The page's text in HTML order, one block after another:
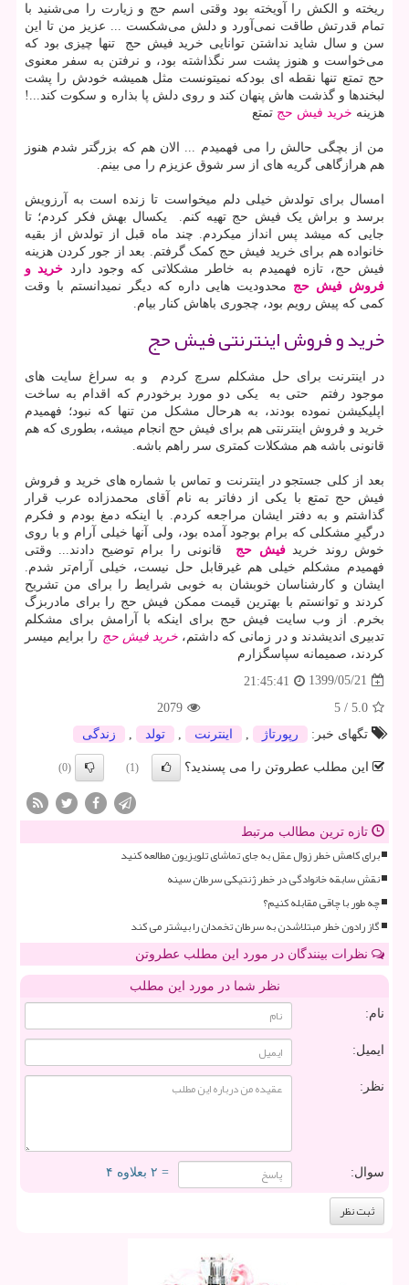
ریخته و الکش را آویخته بود وقتی اسم حج و زیارت را می‌شنید با
تمام قدرتش طاقت نمی‌آورد و دلش می‌شکست ... عزیز من تا این
سن و سال شاید نداشتن توانایی خرید فیش حج تنها چیزی بود که
می‌خواست و هنوز پشت سر نگذاشته بود، و نرفتن به سفر معنوی
حج تمتع تنها نقطه ای بودکه نمیتونست مثل همیشه خودش را پشت
لبخندها و گذشت هاش پنهان کند و روی دلش پا بذاره و سکوت کند...!
هزینه خرید فیش حج تمتع
من از بچگی حالش را می فهمیدم ... الان هم که بزرگتر شدم هنوز
هم هرازگاهی گریه های از سر شوق عزیزم را می بینم.
امسال برای تولدش خیلی دلم میخواست تا زنده است به آرزویش
برسد و براش یک فیش حج تهیه کنم. یکسال بهش فکر کردم؛ تا
جایی که میشد پس انداز میکردم. چند ماه قبل از تولدش از بقیه
خانواده هم برای خرید فیش حج کمک گرفتم. بعد از جور کردن هزینه
فیش حج، تازه فهمیدم به خاطر مشکلاتی که وجود دارد خرید و
فروش فیش حج محدودیت هایی داره که دیگر نمیدانستم با وقت
کمی که پیش رویم بود، چجوری باهاش کنار بیام.
خرید و فروش اینترنتی فیش حج
در اینترنت برای حل مشکلم سرچ کردم و به سراغ سایت های
موجود رفتم حتی به یکی دو مورد برخودرم که اقدام به ساخت
اپلیکیشن نموده بودند، به هرحال مشکل من تنها که نبود؛ فهمیدم
خرید و فروش اینترنتی هم برای فیش حج انجام میشه، بطوری که هم
قانونی باشه هم مشکلات کمتری سر راهم باشه.
بعد از کلی جستجو در اینترنت و تماس با شماره های خرید و فروش
فیش حج تمتع با یکی از دفاتر به نام آقای محمدزاده عرب قرار
گذاشتم و به دفتر ایشان مراجعه کردم. با اینکه دمغ بودم و فکرم
درگیرِ مشکلی که برام بوجود آمده بود، ولی آنها خیلی آرام و با روی
خوش روند خریدفیش حج قانونی را برام توضیح دادند... وقتی
فهمیدم مشکلم خیلی هم غیرقابل حل نیست، خیلی آرام‌تر شدم.
ایشان و کارشناسان خوبشان به خوبی شرایط را برای من تشریح
کردند و توانستم با بهترین قیمت ممکن فیش حج را برای مادربزگ
بخرم. از وب سایت فیش حج برای اینکه با آرامش برای مشکلم
تدبیری اندیشدند و در زمانی که داشتم،خرید فیش حج را برایم میسر
کردند، صمیمانه سپاسگزارم
1399/05/21
21:45:41
5.0
/
5
2079
تگهای خبر:
رپورتاژ اینترنت تولد زندگی
این مطلب عطروتن را می پسندید؟ (1)
(0)
تازه ترین مطالب مرتبط
برای کاهش خطر زوال عقل به جای تماشای تلویزیون مطالعه کنید
نقش سابقه خانوادگی در خطر ژنتیکی سرطان سینه
چه طور با چاقی مقابله کنیم؟
گاز رادون خطر مبتلاشدن به سرطان تخمدان را بیشتر می کند
نظرات بینندگان در مورد این مطلب عطروتن
نظر شما در مورد این مطلب
نام:
ایمیل:
نظر:
سوال: = ۲ بعلاوه ۴